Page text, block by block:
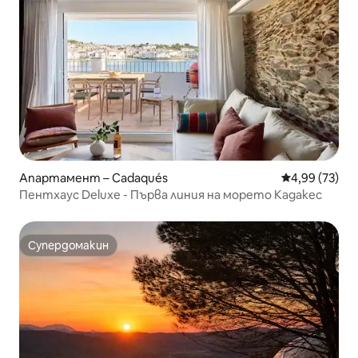
Апартамент – Cadaqués Средна
4,99 (73)
Пентхаус Deluxe - Първа линия на морето Кадакес
Супердомакин
Супердомакин